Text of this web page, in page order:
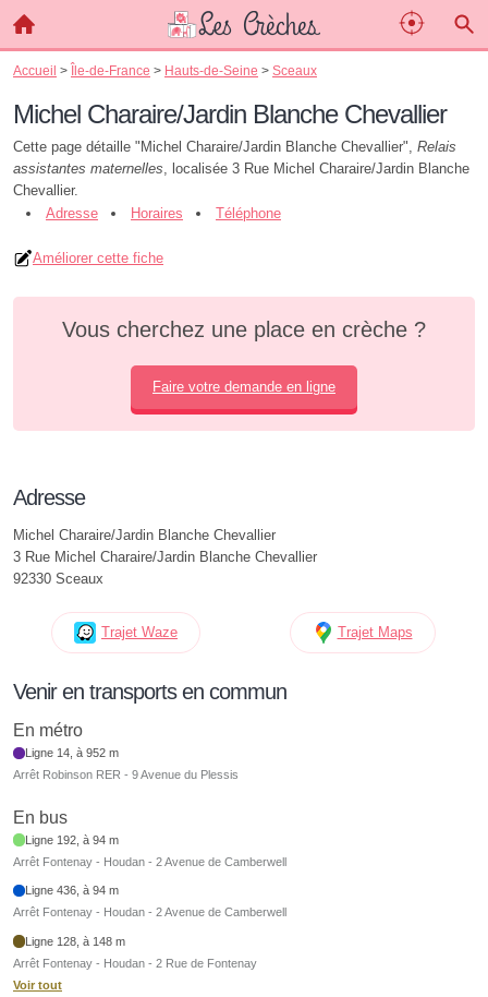
Accueil > Île-de-France > Hauts-de-Seine > Sceaux
Michel Charaire/Jardin Blanche Chevallier
Cette page détaille "Michel Charaire/Jardin Blanche Chevallier", Relais
assistantes maternelles, localisée 3 Rue Michel Charaire/Jardin Blanche
Chevallier.
Adresse
Horaires Téléphone
Améliorer cette fiche
Vous cherchez une place en crèche ?
Faire votre demande en ligne
Adresse
Michel Charaire/Jardin Blanche Chevallier
3 Rue Michel Charaire/Jardin Blanche Chevallier
92330 Sceaux
Trajet Waze Trajet Maps
Venir en transports en commun
En métro
Ligne 14, à 952 m
Arrêt Robinson RER - 9 Avenue du Plessis
En bus
Ligne 192, à 94 m
Arrêt Fontenay - Houdan - 2 Avenue de Camberwell
Ligne 436, à 94 m
Arrêt Fontenay - Houdan - 2 Avenue de Camberwell
Ligne 128, à 148 m
Arrêt Fontenay - Houdan - 2 Rue de Fontenay
Voir tout